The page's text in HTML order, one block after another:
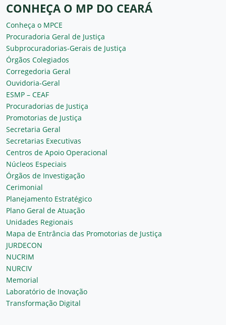
CONHEÇA O MP DO CEARÁ
Conheça o MPCE
Procuradoria Geral de Justiça
Subprocuradorias-Gerais de Justiça
Órgãos Colegiados
Corregedoria Geral
Ouvidoria-Geral
ESMP – CEAF
Procuradorias de Justiça
Promotorias de Justiça
Secretaria Geral
Secretarias Executivas
Centros de Apoio Operacional
Núcleos Especiais
Órgãos de Investigação
Cerimonial
Planejamento Estratégico
Plano Geral de Atuação
Unidades Regionais
Mapa de Entrância das Promotorias de Justiça
JURDECON
NUCRIM
NURCIV
Memorial
Laboratório de Inovação
Transformação Digital